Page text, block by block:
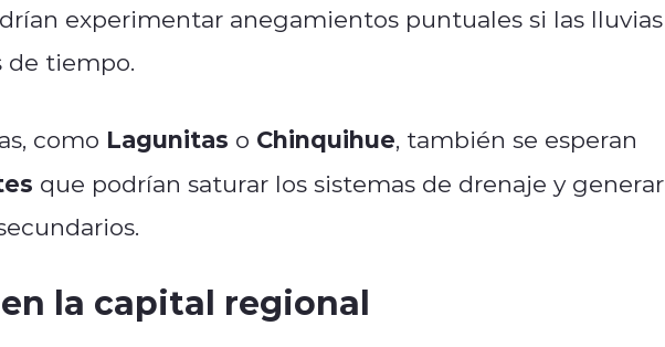
experimentar anegamientos puntuales si las lluvias
de tiempo.
como Lagunitas o Chinquihue, también se esperan
que podrían saturar los sistemas de drenaje y generar
la capital regional